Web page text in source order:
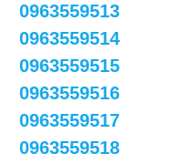
0963559513
0963559514
0963559515
0963559516
0963559517
0963559518